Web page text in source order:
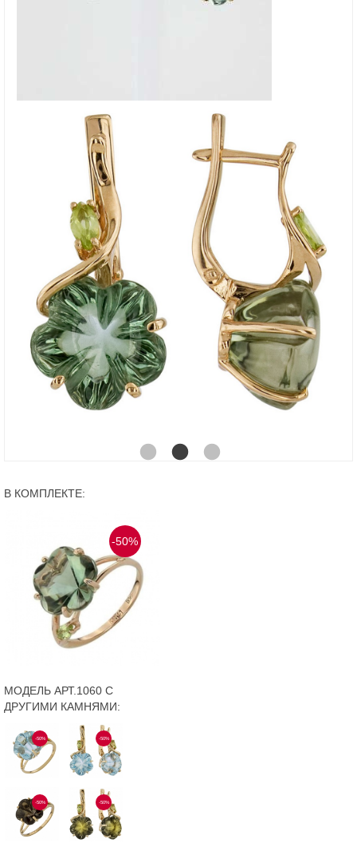
В КОМПЛЕКТЕ:
-50%
МОДЕЛЬ АРТ.1060 С
ДРУГИМИ КАМНЯМИ:
-50% -50%
-50% -50%